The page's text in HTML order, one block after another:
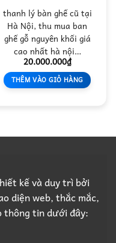
thanh lý bàn ghế cũ tại
Hà Nội, thu mua ban
ghế gỗ nguyên khối giá
cao nhất hà nội…
20.000.000₫
THÊM VÀO GIỎ HÀNG
kế và duy trì bởi
diện web, thắc mắc,
thông tin dưới đây: